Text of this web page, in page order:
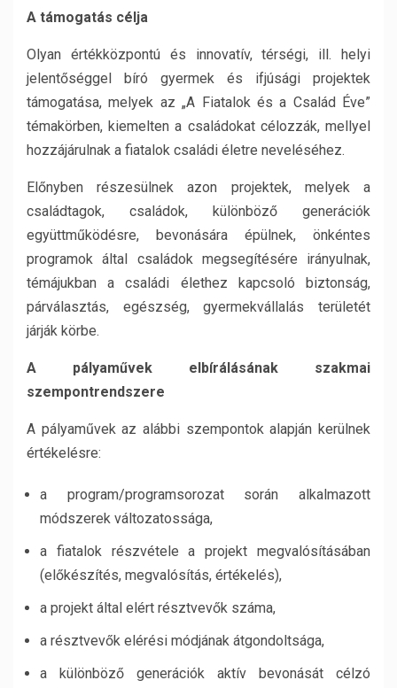
A támogatás célja
Olyan értékközpontú és innovatív, térségi, ill. helyi
jelentőséggel bíró gyermek és ifjúsági projektek
támogatása, melyek az „A Fiatalok és a Család Éve”
témakörben, kiemelten a családokat célozzák, mellyel
hozzájárulnak a fiatalok családi életre neveléséhez.
Előnyben részesülnek azon projektek, melyek a
családtagok, családok, különböző generációk
együttműködésre, bevonására épülnek, önkéntes
programok által családok megsegítésére irányulnak,
témájukban a családi élethez kapcsoló biztonság,
párválasztás, egészség, gyermekvállalás területét
járják körbe.
A pályaművek elbírálásának szakmai
szempontrendszere
A pályaművek az alábbi szempontok alapján kerülnek
értékelésre:
a program/programsorozat során alkalmazott
módszerek változatossága,
a fiatalok részvétele a projekt megvalósításában
(előkészítés, megvalósítás, értékelés),
a projekt által elért résztvevők száma,
a résztvevők elérési módjának átgondoltsága,
a különböző generációk aktív bevonását célzó